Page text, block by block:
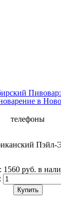
в
телефоны
Пэйл-
1560 руб. в
Купить